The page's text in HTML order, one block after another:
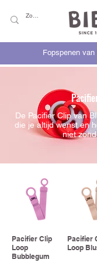
Fopspenen
De Pacifier Clip van
die je altijd wenst en
niet
Pacifier Clip
Loop
Bubblegum
Pacifier
Loop